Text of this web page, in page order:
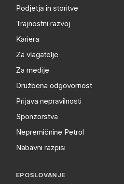
Podjetja in storitve
Trajnostni razvoj
Kariera
Za vlagatelje
Za medije
Družbena odgovornost
Prijava nepravilnosti
Sponzorstva
Nepremičnine Petrol
Nabavni razpisi
EPOSLOVANJE